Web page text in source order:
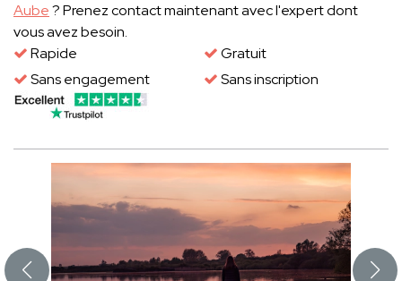
Aube? Prenez contact maintenant avec l'expert dont
vous avez besoin.
Rapide
Gratuit
Sans engagement
Sans inscription